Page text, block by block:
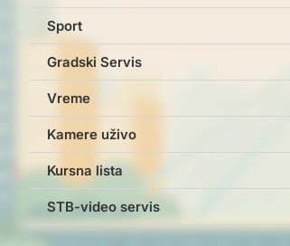
Sport
Gradski Servis
Vreme
Kamere uživo
Kursna lista
STB-video servis